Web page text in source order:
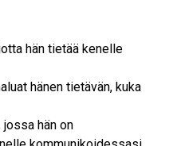
hän tietää kenelle
hänen tietävän, kuka
hän on